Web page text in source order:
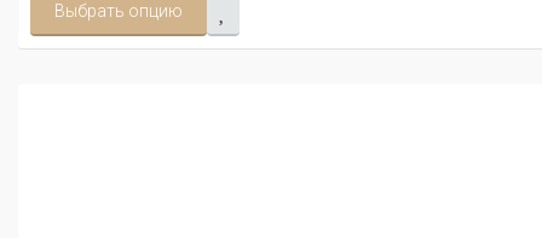
Выбрать опцию